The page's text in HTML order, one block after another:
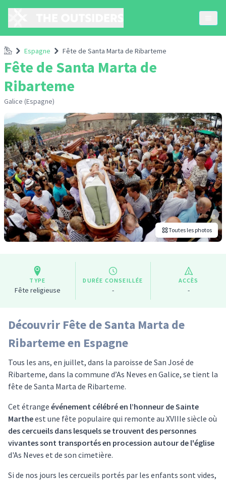
AccueilEspagne Fête de Santa Marta de Ribarteme
Fête de Santa Marta de
Ribarteme
Galice (Espagne)
Toutes les photos
TYPE
Fête religieuse
DURÉE CONSEILLÉE
-
ACCÈS
-
Découvrir Fête de Santa Marta de
Ribarteme en Espagne
Tous les ans, en juillet, dans la paroisse de San José de
Ribarteme, dans la commune d’As Neves en Galice, se tient la
fête de Santa Marta de Ribarteme.
Cet étrange événement célébré en l’honneur de Sainte
Martheest une fête populaire qui remonte au XVIIIe siècle où
des cercueils dans lesquels se trouvent des personnes
vivantes sont transportés en procession autour de l'église
d'As Neves et de son cimetière.
Si de nos jours les cercueils portés par les enfants sont vides,